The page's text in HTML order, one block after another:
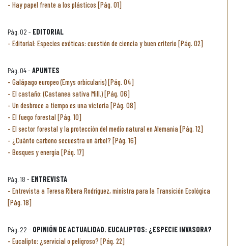
Hay papel frente a los plásticos [Pág. 01]
Pág. 02 - EDITORIAL
Editorial: Especies exóticas: cuestión de ciencia y buen criterio [Pág. 02]
Pág. 04 - APUNTES
Galápago europeo (Emys orbicularis) [Pág. 04]
El castaño: (Castanea sativa Mill.) [Pág. 06]
Un desbroce a tiempo es una victoria [Pág. 08]
El fuego forestal [Pág. 10]
El sector forestal y la protección del medio natural en Alemania [Pág. 12]
¿Cuánto carbono secuestra un árbol? [Pág. 16]
Bosques y energía [Pág. 17]
Pág. 18 - ENTREVISTA
Entrevista a Teresa Ribera Rodríguez, ministra para la Transición Ecológica
[Pág. 18]
Pág. 22 - OPINIÓN DE ACTUALIDAD. EUCALIPTOS: ¿ESPECIE INVASORA?
Eucalipto: ¿servicial o peligroso? [Pág. 22]